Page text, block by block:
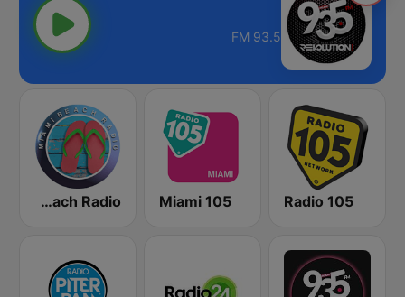
93.5 FM
Radio 105
105 Miami
Miami Beach Radio